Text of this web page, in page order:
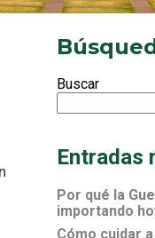
Buscar
Entradas
Por qué la
importando
Cómo cuidar